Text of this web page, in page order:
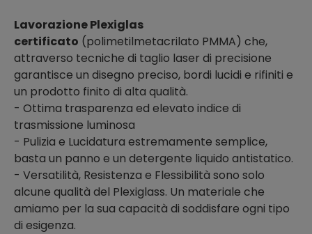
Lavorazione Plexiglas
certificato (polimetilmetacrilato PMMA) che,
attraverso tecniche di taglio laser di precisione
garantisce un disegno preciso, bordi lucidi e rifiniti e
un prodotto finito di alta qualità.
- Ottima trasparenza ed elevato indice di
trasmissione luminosa
- Pulizia e Lucidatura estremamente semplice,
basta un panno e un detergente liquido antistatico.
- Versatilità, Resistenza e Flessibilità sono solo
alcune qualità del Plexiglass. Un materiale che
amiamo per la sua capacità di soddisfare ogni tipo
di esigenza.